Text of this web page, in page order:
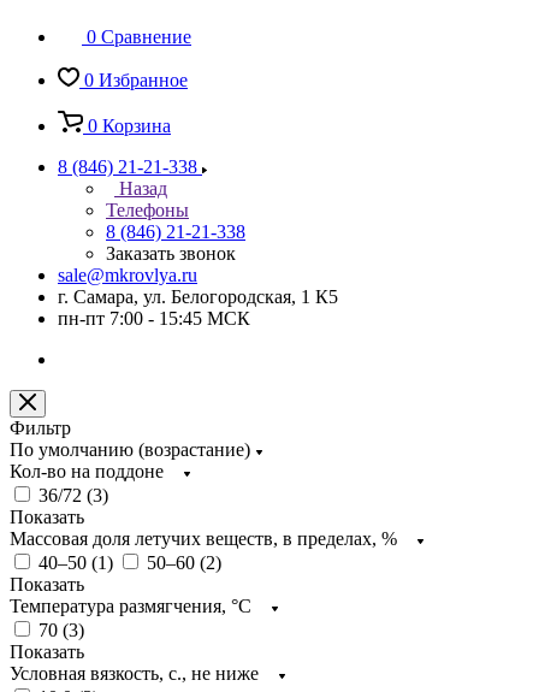
0 Сравнение
0 Избранное
0 Корзина
8 (846) 21-21-338
Назад
Телефоны
8 (846) 21-21-338
Заказать звонок
sale@mkrovlya.ru
г. Самара, ул. Белогородская, 1 К5
пн-пт 7:00 - 15:45 МСК
Фильтр
По умолчанию (возрастание)
Кол-во на поддоне
36/72 (3)
Показать
Массовая доля летучих веществ, в пределах, %
40–50 (1) 50–60 (2)
Показать
Температура размягчения, °С
70 (3)
Показать
Условная вязкость, с., не ниже